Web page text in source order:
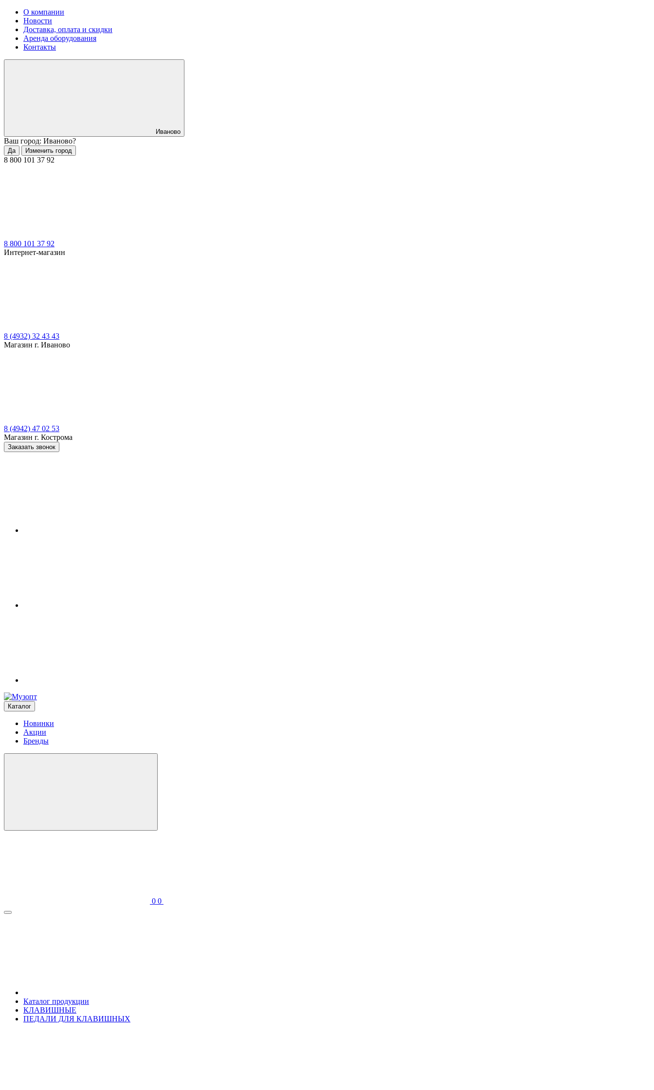
О компании
Новости
Доставка, оплата и скидки
Аренда оборудования
Контакты
Иваново
Ваш город: Иваново?
Да Изменить город
8 800 101 37 92
8 800 101 37 92
Интернет-магазин
8 (4932) 32 43 43
Магазин г. Иваново
8 (4942) 47 02 53
Магазин г. Кострома
Заказать звонок
Каталог
Новинки
Акции
Бренды
0 0
Каталог продукции
КЛАВИШНЫЕ
ПЕДАЛИ ДЛЯ КЛАВИШНЫХ